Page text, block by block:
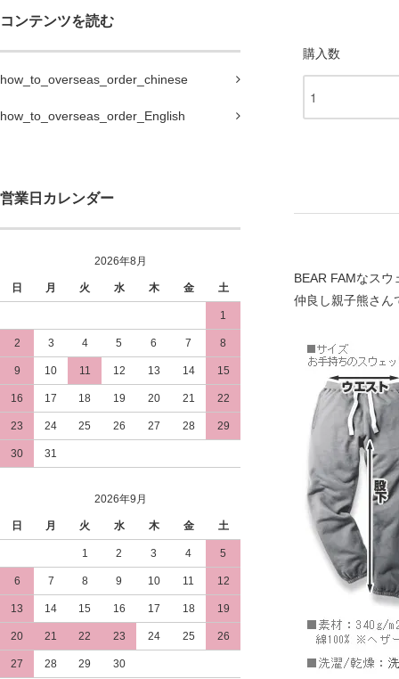
コンテンツを読む
how_to_overseas_order_chinese
how_to_overseas_order_English
営業日カレンダー
2026年8月
日 月 火 水 木 金 土
1
2 3 4 5 6 7 8
9 10 11 12 13 14 15
16 17 18 19 20 21 22
23 24 25 26 27 28 29
30 31
2026年9月
日 月 火 水 木 金 土
1 2 3 4 5
6 7 8 9 10 11 12
13 14 15 16 17 18 19
20 21 22 23 24 25 26
27 28 29 30
購入数
BEAR FAMなス
仲良し親子熊さん